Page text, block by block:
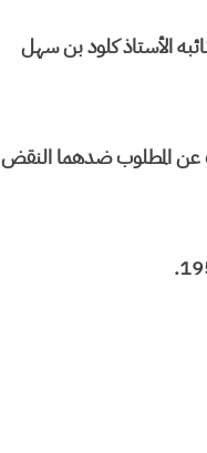
بواسطة نائبه الأستاذ كلود بن سهل
الأستاذ بن عطار النائب عن المطلوب ضدهما النقض